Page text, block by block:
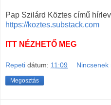
Pap Szilárd Köztes című
https://koztes.substack.com
ITT NÉZHETŐ MEG
Repeti dátum: 11:09 Nincsenek
Megosztás